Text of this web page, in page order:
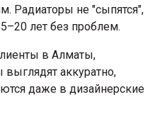
Радиаторы не "сыпятся",
лет без проблем.
в Алматы,
аккуратно,
даже в дизайнерские